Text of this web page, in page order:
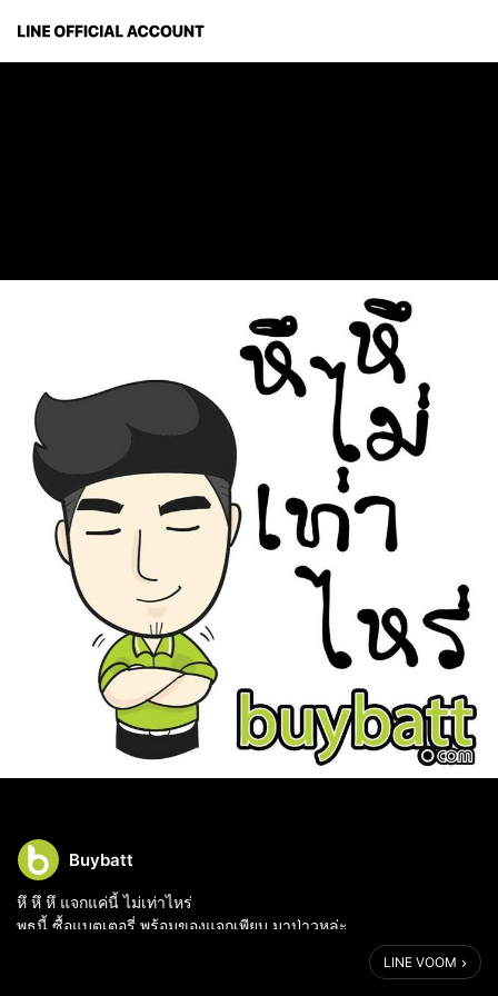
Buybatt
หึ หึ หึ แจกแค่นี้ ไม่เท่าไหร่
พุธนี้ ซื้อแบตเตอรี่ พร้อมของแจกเพียบ มาป่าวหล่ะ
LINE VOOM